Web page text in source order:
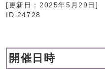
[更新日： 2025年5月29日 ]
ID:24728
開催日時